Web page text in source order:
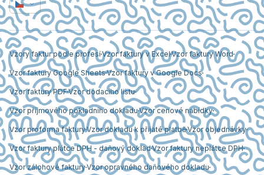
Vzory faktur podle profesíVzor faktury v ExcelVzor faktury Word
Vzor faktury Google SheetsVzor faktury v Google Docs
Vzor faktury PDFVzor dodacího listu
Vzor příjmového pokladního dokladu Vzor cenové nabídky
Vzor proforma fakturyVzor dokladu k přijaté platběVzor objednávky
Vzor faktury plátce DPH - daňový dokladVzor faktury neplátce DPH
Vzor zálohové fakturyVzor opravného daňového dokladu